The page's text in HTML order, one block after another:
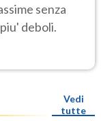
senza
deboli.
Vedi
tutte